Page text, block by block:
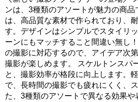
ンは、3種類のアソートが魅力の商品
は、高品質な素材で作られており、
す。デザインはシンプルでスタイリ
ーンにもマッチすること間違い無し
の撮影に対応するので、アイデア次
撮影が楽しめます。 スケルトンスパ
と、撮影効率が格段に向上します。
で、長時間の撮影でも疲れにくく、
た、3種類のアソートで異なる効果や